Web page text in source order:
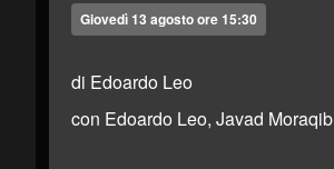
Giovedì 13 agosto ore 15:30
di Edoardo Leo
con Edoardo Leo, Javad Moraqib